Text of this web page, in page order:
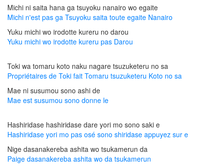
Michi ni saita hana ga tsuyoku nanairo wo egaite
Michi n'est pas ga Tsuyoku saita toute egaite Nanairo
Yuku michi wo irodotte kureru no darou
Yuku michi wo irodotte kureru pas Darou
Toki wa tomaru koto naku nagare tsuzuketeru no sa
Propriétaires de Toki fait Tomaru tsuzuketeru Koto no sa
Mae ni susumou sono ashi de
Mae est susumou sono donne le
Hashiridase hashiridase dare yori mo sono saki e
Hashiridase yori mo pas osé sono shiridase appuyez sur e
Nige dasanakereba ashita wo tsukamerun da
Paige dasanakereba ashita wo da tsukamerun